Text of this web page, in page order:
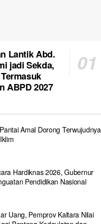
Lantik Abd.
jadi Sekda,
ABPD 2027
Amal Dorong Terwujudnya
Hardiknas 2026, Gubernur
Pendidikan Nasional
Uang, Pemprov Kaltara Nilai